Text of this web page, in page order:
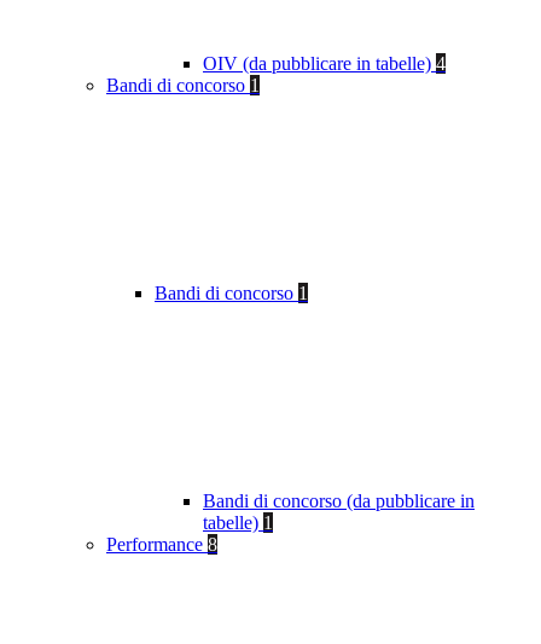
OIV (da pubblicare in tabelle) 4
Bandi di concorso 1
Bandi di concorso 1
Bandi di concorso (da pubblicare in
tabelle) 1
Performance 8